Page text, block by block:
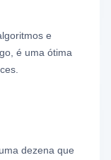
e
é uma ótima
dezena que